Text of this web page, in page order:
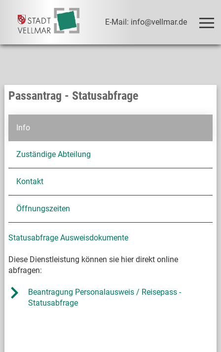
E-Mail: info@vellmar.de
Passantrag - Statusabfrage
Info
Zuständige Abteilung
Kontakt
Öffnungszeiten
Statusabfrage Ausweisdokumente
Diese Dienstleistung können sie hier direkt online
abfragen:
Beantragung Personalausweis / Reisepass -
Statusabfrage